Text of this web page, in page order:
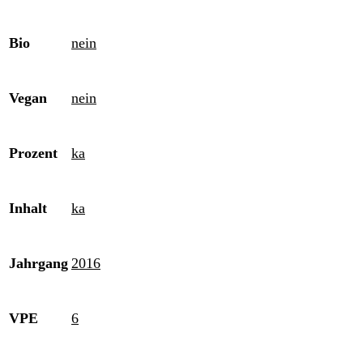
Bio nein
Vegan nein
Prozent ka
Inhalt ka
Jahrgang 2016
VPE 6